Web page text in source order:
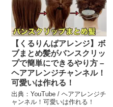
【くるりんぱアレンジ】ボ
ブまとめ髪がバンスクリッ
プで簡単にできるやり方 –
ヘアアレンジチャンネル！
可愛いは作れる！
出典：YouTube / ヘアアレンジチ
ャンネル！可愛いは作れる！